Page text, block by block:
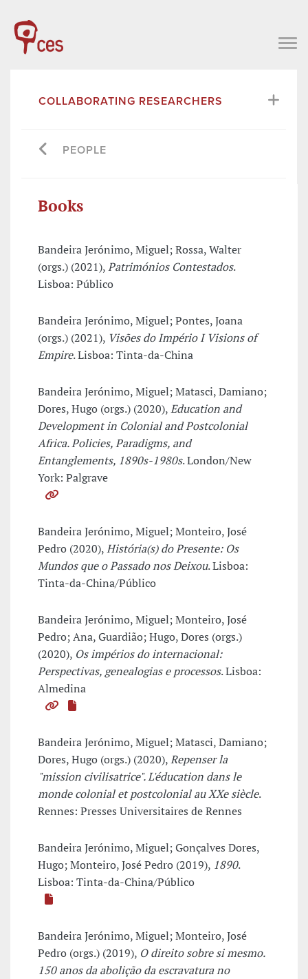
COLLABORATING RESEARCHERS
PEOPLE
Books
Bandeira Jerónimo, Miguel; Rossa, Walter
(orgs.) (2021),Patrimónios Contestados.
Lisboa: Público
Bandeira Jerónimo, Miguel; Pontes, Joana
(orgs.) (2021), Visões do Império I Visions of
Empire. Lisboa: Tinta-da-China
Bandeira Jerónimo, Miguel; Matasci, Damiano;
Dores, Hugo (orgs.) (2020),Education and
Development in Colonial and Postcolonial
Africa. Policies, Paradigms, and
Entanglements, 1890s-1980s. London/New
York: Palgrave
Bandeira Jerónimo, Miguel; Monteiro, José
Pedro (2020),História(s) do Presente: Os
Mundos que o Passado nos Deixou. Lisboa:
Tinta-da-China/Público
Bandeira Jerónimo, Miguel; Monteiro, José
Pedro; Ana, Guardião; Hugo, Dores (orgs.)
(2020), Os impérios do internacional:
Perspectivas, genealogias e processos. Lisboa:
Almedina
Bandeira Jerónimo, Miguel; Matasci, Damiano;
Dores, Hugo (orgs.) (2020),Repenser la
"mission civilisatrice". L'éducation dans le
monde colonial et postcolonial au XXe siècle.
Rennes: Presses Universitaires de Rennes
Bandeira Jerónimo, Miguel; Gonçalves Dores,
Hugo; Monteiro, José Pedro (2019), 1890.
Lisboa: Tinta-da-China/Público
Bandeira Jerónimo, Miguel; Monteiro, José
Pedro (orgs.) (2019), O direito sobre si mesmo.
150 anos da abolição da escravatura no